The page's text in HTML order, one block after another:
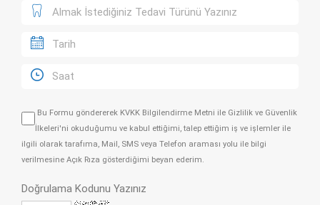
Bu Formu göndererek KVKK Bilgilendirme Metni ile Gizlilik ve Güvenlik
İlkeleri'ni okuduğumu ve kabul ettiğimi, talep ettiğim iş ve işlemler ile
ilgili olarak tarafıma, Mail, SMS veya Telefon araması yolu ile bilgi
verilmesine Açık Rıza gösterdiğimi beyan ederim.
Doğrulama Kodunu Yazınız